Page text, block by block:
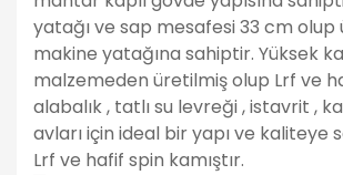
yatağı ve sap mesafesi 33 cm olup
makine yatağına sahiptir. Yüksek
malzemeden üretilmiş olup Lrf ve
alabalık , tatlı su levreği , istavrit ,
avları için ideal bir yapı ve kaliteye
Lrf ve hafif spin kamıştır.